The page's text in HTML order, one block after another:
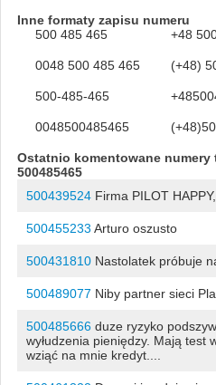
Inne formaty zapisu numeru
500 485 465
+48
0048 500 485 465 (+48)
500-485-465
0048500485465
Ostatnio komentowane
500485465
500439524Firma PILOT
500455233 Arturo oszusto
500431810Nastolatek próbuje
500489077 Niby partner sieci
500485666duze ryzyko
wyłudzenia pieniędzy. Mają test
wziąć na mnie kredyt....